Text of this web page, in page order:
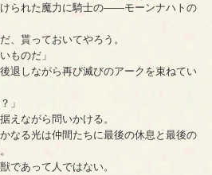
られた魔力に騎士の――モーンナハトの
、貰っておいてやろう。
ものだ」
退しながら再び滅びのアークを束ねてい
」
えながら問いかける。
なる光は仲間たちに最後の休息と最後の
であって人ではない。